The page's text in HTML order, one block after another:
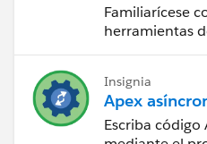
Familiarícese
herramientas
Insignia
Apex
Escriba